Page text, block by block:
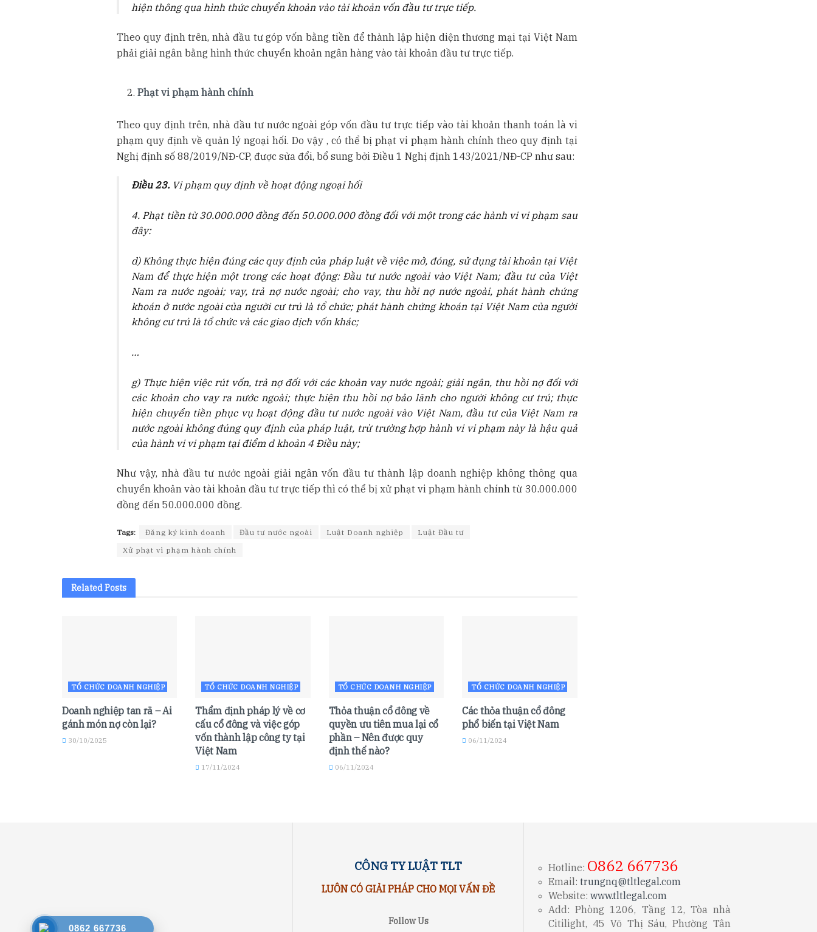
hiện thông qua hình thức chuyển khoản vào tài khoản vốn đầu tư trực tiếp.
Theo quy định trên, nhà đầu tư góp vốn bằng tiền để thành lập hiện diện thương mại tại Việt Nam
phải giải ngân bằng hình thức chuyển khoản ngân hàng vào tài khoản đầu tư trực tiếp.
Phạt vi phạm hành chính
Theo quy định trên, nhà đầu tư nước ngoài góp vốn đầu tư trực tiếp vào tài khoản thanh toán là vi
phạm quy định về quản lý ngoại hối. Do vậy , có thể bị phạt vi phạm hành chính theo quy định tại
Nghị định số 88/2019/NĐ-CP, được sửa đổi, bổ sung bởi Điều 1 Nghị định 143/2021/NĐ-CP như sau:
Điều 23. Vi phạm quy định về hoạt động ngoại hối
4. Phạt tiền từ 30.000.000 đồng đến 50.000.000 đồng đối với một trong các hành vi vi phạm sau
đây:
d) Không thực hiện đúng các quy định của pháp luật về việc mở, đóng, sử dụng tài khoản tại Việt
Nam để thực hiện một trong các hoạt động: Đầu tư nước ngoài vào Việt Nam; đầu tư của Việt
Nam ra nước ngoài; vay, trả nợ nước ngoài; cho vay, thu hồi nợ nước ngoài, phát hành chứng
khoán ở nước ngoài của người cư trú là tổ chức; phát hành chứng khoán tại Việt Nam của người
không cư trú là tổ chức và các giao dịch vốn khác;
…
g) Thực hiện việc rút vốn, trả nợ đối với các khoản vay nước ngoài; giải ngân, thu hồi nợ đối với
các khoản cho vay ra nước ngoài; thực hiện thu hồi nợ bảo lãnh cho người không cư trú; thực
hiện chuyển tiền phục vụ hoạt động đầu tư nước ngoài vào Việt Nam, đầu tư của Việt Nam ra
nước ngoài không đúng quy định của pháp luật, trừ trường hợp hành vi vi phạm này là hậu quả
của hành vi vi phạm tại điểm d khoản 4 Điều này;
Như vậy, nhà đầu tư nước ngoài giải ngân vốn đầu tư thành lập doanh nghiệp không thông qua
chuyển khoản vào tài khoản đầu tư trực tiếp thì có thể bị xử phạt vi phạm hành chính từ 30.000.000
đồng đến 50.000.000 đồng.
Tags: Đăng ký kinh doanh Đầu tư nước ngoài Luật Doanh nghiệp
Luật Đầu tư
Xử phạt vi phạm hành chính
RelatedPosts
TỔ CHỨC DOANH NGHIỆP
Doanh nghiệp tan rã – Ai
gánh món nợ còn lại?
30/10/2025
TỔ CHỨC DOANH NGHIỆP
Thẩm định pháp lý về cơ
cấu cổ đông và việc góp
vốn thành lập công ty tại
Việt Nam
17/11/2024
TỔ CHỨC DOANH NGHIỆP
Thỏa thuận cổ đông về
quyền ưu tiên mua lại cổ
phần – Nên được quy
định thế nào?
06/11/2024
TỔ CHỨC DOANH NGHIỆP
Các thỏa thuận cổ đông
phổ biến tại Việt Nam
06/11/2024
CÔNG TY LUẬT TLT
LUÔN CÓ GIẢI PHÁP CHO MỌI VẤN ĐỀ
Follow Us
Hotline: O862 667736
Email: trungnq@tltlegal.com
Website: www.tltlegal.com
Add: Phòng 1206, Tầng 12, Tòa nhà
Citilight, 45 Võ Thị Sáu, Phường Tân
0862 667736